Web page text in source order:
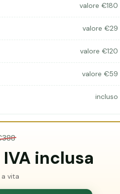
valore €180
valore €29
valore €120
valore €59
incluso
inclusa
vita